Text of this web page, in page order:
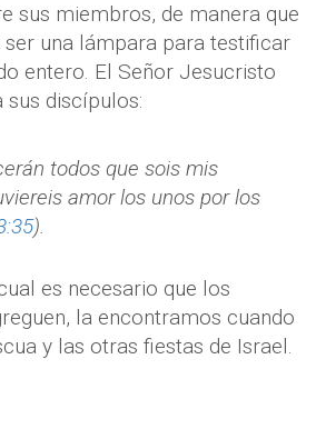
sus miembros, de manera que
una lámpara para testificar
entero. El Señor Jesucristo
sus discípulos:
todos que sois mis
amor los unos por los
).
es necesario que los
la encontramos cuando
y las otras fiestas de Israel.